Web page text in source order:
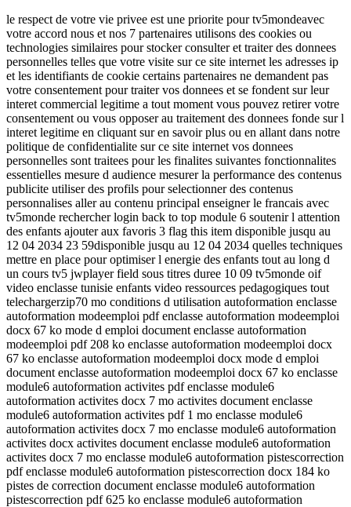
le respect de votre vie privee est une priorite pour tv5mondeavec
votre accord nous et nos 7 partenaires utilisons des cookies ou
technologies similaires pour stocker consulter et traiter des donnees
personnelles telles que votre visite sur ce site internet les adresses ip
et les identifiants de cookie certains partenaires ne demandent pas
votre consentement pour traiter vos donnees et se fondent sur leur
interet commercial legitime a tout moment vous pouvez retirer votre
consentement ou vous opposer au traitement des donnees fonde sur l
interet legitime en cliquant sur en savoir plus ou en allant dans notre
politique de confidentialite sur ce site internet vos donnees
personnelles sont traitees pour les finalites suivantes fonctionnalites
essentielles mesure d audience mesurer la performance des contenus
publicite utiliser des profils pour selectionner des contenus
personnalises aller au contenu principal enseigner le francais avec
tv5monde rechercher login back to top module 6 soutenir l attention
des enfants ajouter aux favoris 3 flag this item disponible jusqu au
12 04 2034 23 59disponible jusqu au 12 04 2034 quelles techniques
mettre en place pour optimiser l energie des enfants tout au long d
un cours tv5 jwplayer field sous titres duree 10 09 tv5monde oif
video enclasse tunisie enfants video ressources pedagogiques tout
telechargerzip70 mo conditions d utilisation autoformation enclasse
autoformation modeemploi pdf enclasse autoformation modeemploi
docx 67 ko mode d emploi document enclasse autoformation
modeemploi pdf 208 ko enclasse autoformation modeemploi docx
67 ko enclasse autoformation modeemploi docx mode d emploi
document enclasse autoformation modeemploi docx 67 ko enclasse
module6 autoformation activites pdf enclasse module6
autoformation activites docx 7 mo activites document enclasse
module6 autoformation activites pdf 1 mo enclasse module6
autoformation activites docx 7 mo enclasse module6 autoformation
activites docx activites document enclasse module6 autoformation
activites docx 7 mo enclasse module6 autoformation pistescorrection
pdf enclasse module6 autoformation pistescorrection docx 184 ko
pistes de correction document enclasse module6 autoformation
pistescorrection pdf 625 ko enclasse module6 autoformation